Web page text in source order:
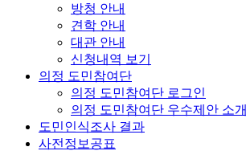
방청 안내
견학 안내
대관 안내
신청내역 보기
의정 도민참여단
의정 도민참여단 로그인
의정 도민참여단 우수제안 소개
도민인식조사 결과
사전정보공표